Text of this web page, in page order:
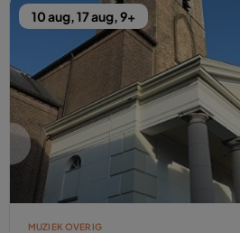
10 aug, 17 aug, 9+
MUZIEK OVERIG